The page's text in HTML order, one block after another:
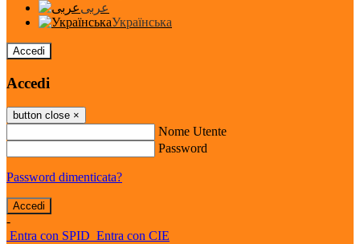
عربى
Українська
Accedi
Accedi
button close ×
Nome Utente
Password
Password dimenticata?
-
Entra con SPID Entra con CIE